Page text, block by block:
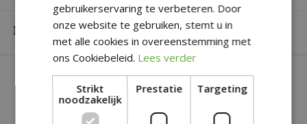
Merk DCM
SOORTGELIJKE PRODUCTEN
gebruikerservaring te verbeteren. Door
onze website te gebruiken, stemt u in
met alle cookies in overeenstemming met
ons Cookiebeleid. Lees verder
Strikt
noodzakelijk
Prestatie Targeting